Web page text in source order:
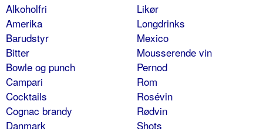
Alkoholfri
Amerika
Barudstyr
Bitter
Bowle og punch
Campari
Cocktails
Cognac brandy
Danmark
Likør
Longdrinks
Mexico
Mousserende vin
Pernod
Rom
Rosévin
Rødvin
Shots